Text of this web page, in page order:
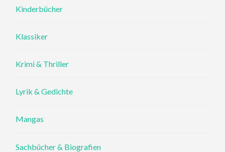
Kinderbücher
Klassiker
Krimi & Thriller
Lyrik & Gedichte
Mangas
Sachbücher & Biografien